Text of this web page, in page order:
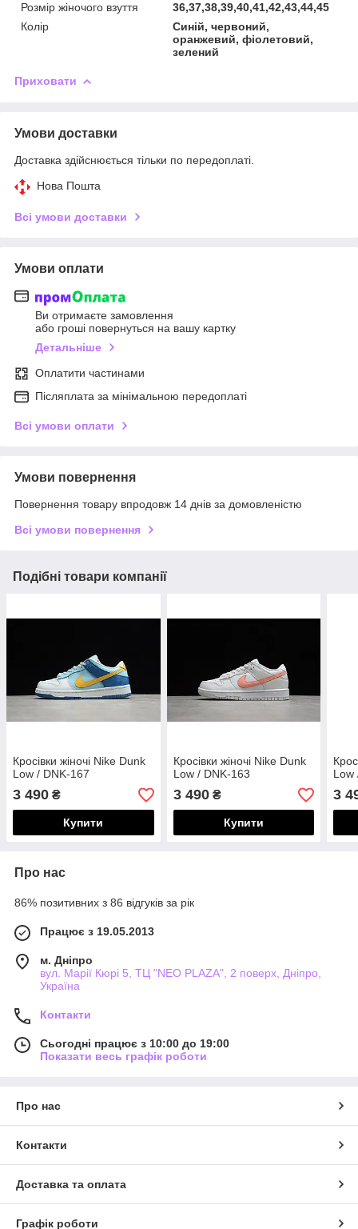
Розмір жіночого взуття
36,37,38,39,40,41,42,43,44,45
Колір
Синій, червоний,
оранжевий, фіолетовий,
зелений
Приховати
Умови доставки
Доставка здійснюється тільки по передоплаті.
Нова Пошта
Всі умови доставки
Умови оплати
Ви отримаєте замовлення
або гроші повернуться на вашу картку
Детальніше
Оплатити частинами
Післяплата за мінімальною передоплаті
Всі умови оплати
Умови повернення
Повернення товару впродовж 14 днів за домовленістю
Всі умови повернення
Подібні товари компанії
Кросівки жіночі Nike Dunk
Low / DNK-167
3 490 ₴
Купити
Кросівки жіночі Nike Dunk
Low / DNK-163
3 490₴
Купити
Low
3
Про нас
86% позитивних з 86 відгуків за рік
Працює з 19.05.2013
м. Дніпро
вул. Марії Кюрі 5, ТЦ "NEO PLAZA", 2 поверх, Дніпро,
Україна
Контакти
Сьогодні працює з 10:00 до 19:00
Показати весь графік роботи
Про нас
Контакти
Доставка та оплата
Графік роботи